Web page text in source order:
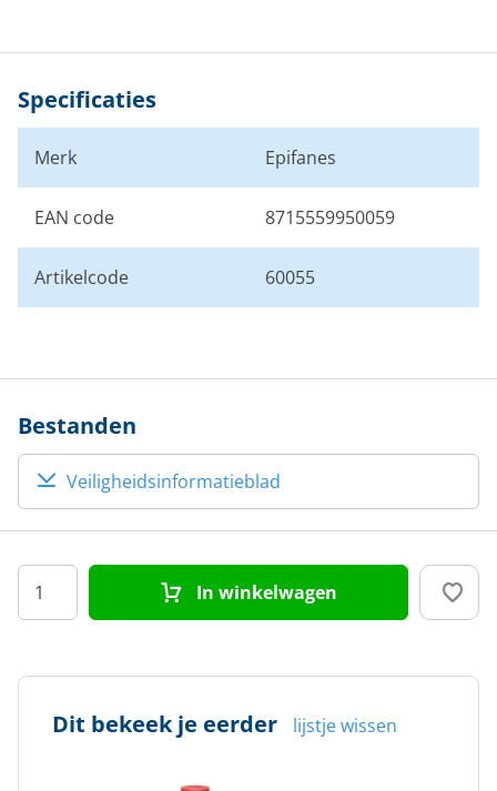
Specificaties
Merk Epifanes
EAN code 8715559950059
Artikelcode 60055
Bestanden
Veiligheidsinformatieblad
In winkelwagen
Dit bekeek je eerder lijstje wissen